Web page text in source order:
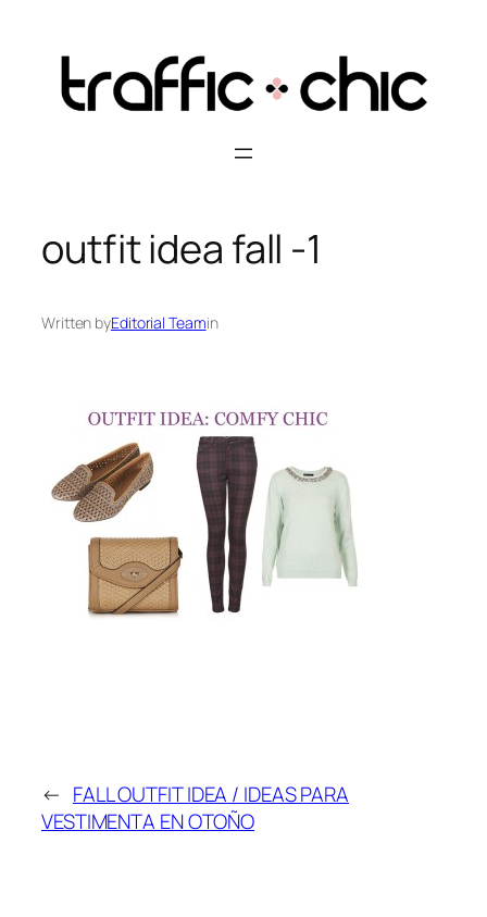
content
outfit idea fall -1
Written byEditorial Teamin
← FALL OUTFIT IDEA / IDEAS PARA
VESTIMENTA EN OTOÑO